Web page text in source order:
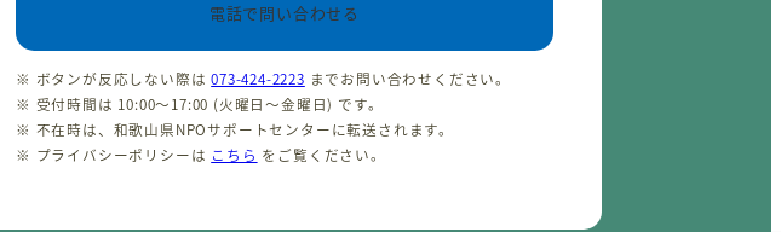
電話で問い合わせる
※ ボタンが反応しない際は073-424-2223 までお問い合わせください。
※ 受付時間は 10:00〜17:00 (火曜日〜金曜日) です。
※ 不在時は、和歌山県NPOサポートセンターに転送されます。
※ プライバシーポリシーは こちら をご覧ください。